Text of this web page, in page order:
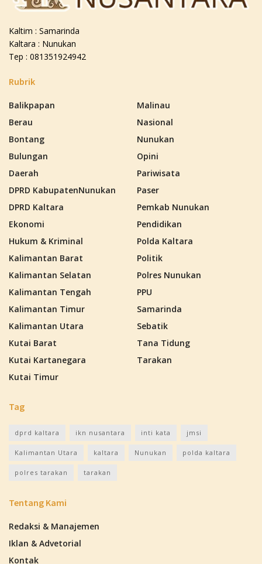
Kaltim : Samarinda
Kaltara : Nunukan
Tep : 081351924942
Rubrik
Balikpapan
Berau
Bontang
Bulungan
Daerah
DPRD KabupatenNunukan
DPRD Kaltara
Ekonomi
Hukum & Kriminal
Kalimantan Barat
Kalimantan Selatan
Kalimantan Tengah
Kalimantan Timur
Kalimantan Utara
Kutai Barat
Kutai Kartanegara
Kutai Timur
Malinau
Nasional
Nunukan
Opini
Pariwisata
Paser
Pemkab Nunukan
Pendidikan
Polda Kaltara
Politik
Polres Nunukan
PPU
Samarinda
Sebatik
Tana Tidung
Tarakan
Tag
dprd kaltara ikn nusantara inti kata jmsi
Kalimantan Utara kaltara Nunukan polda kaltara
polres tarakan tarakan
Tentang Kami
Redaksi & Manajemen
Iklan & Advetorial
Kontak